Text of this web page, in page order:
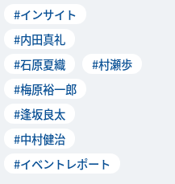
#インサイト
#内田真礼
#石原夏織
#村瀬歩
#梅原裕一郎
#逢坂良太
#中村健治
#イベントレポート